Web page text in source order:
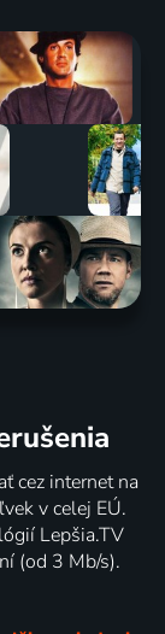
cez internet na
v celej EÚ.
Lepšia.TV
(od 3 Mb/s).